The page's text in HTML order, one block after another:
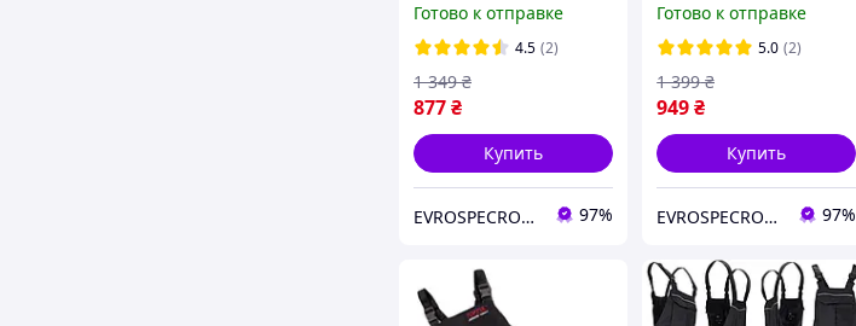
рефлективный мужская
евро роба спецовка
рабочая униформа
одежда польша
Готово к отправке
4.5 (2)
877₴
1 349 ₴
Купить
EVROSPECROBA - ВАШ НАДЕЖНІЙ ПАРТНЕР В ВЫБОРЕ КАЧЕСТВЕННОЙ РАБОЧЕЙ СПЕЦОДЕЖДЫ И ОБУВИ 97%
функциональная
спецодежда мужская
униформа роба
рабочая, спецовка
польша
Готово к отправке
5.0 (2)
949₴
1 399 ₴
Купить
EVROSPECROBA - ВАШ НАДЕЖНІЙ ПАРТНЕР В ВЫБОРЕ КАЧЕСТВЕННОЙ РАБОЧЕЙ СПЕЦОДЕЖДЫ И ОБУВИ 97%